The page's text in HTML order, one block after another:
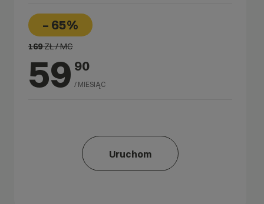
169ZŁ / MC
– 65%
59 90
/ MIESIĄC
Uruchom